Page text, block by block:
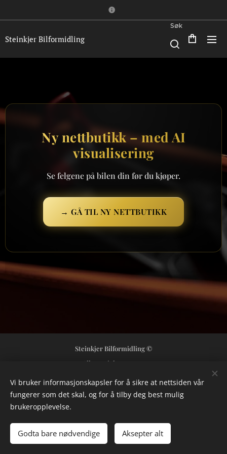
Steinkjer Bilformidling
Søk
Ny nettbutikk – med AI
visualisering
Se felgene på bilen din før du kjøper.
→ GÅ TIL NY NETTBUTIKK
Steinkjer Bilformidling ©
Alle rettigheter 2024
Orgnr 992362421
Informasjonskapsler
Språk
Valuta
NOK kr
USD $ SEK kr
Vi bruker informasjonskapsler for å sikre at nettsiden vår
fungerer som det skal, og for å tilby deg best mulig
brukeropplevelse.
Godta bare nødvendige Aksepter alt